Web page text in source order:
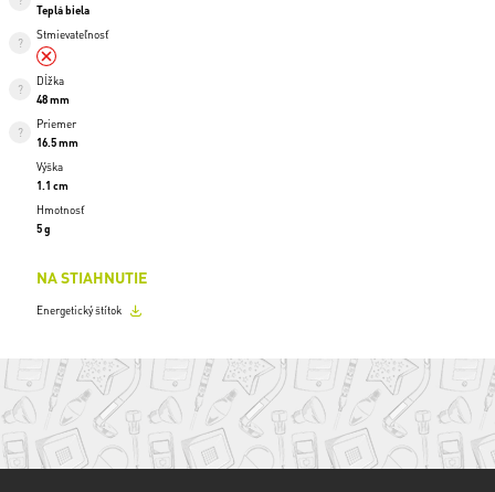
Teplá biela
Stmievateľnosť
Dĺžka
48 mm
Priemer
16.5 mm
Výška
1.1 cm
Hmotnosť
5 g
NA STIAHNUTIE
Energetický štítok